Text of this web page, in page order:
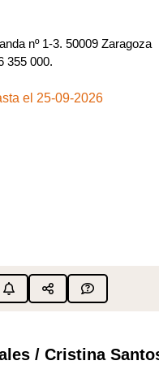
nº 1-3. 50009 Zaragoza
355 000.
el 25-09-2026
/ Cristina